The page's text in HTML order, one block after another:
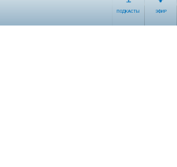
ПОДКАСТЫ ЭФИР